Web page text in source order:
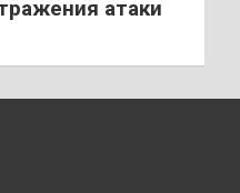
атаки